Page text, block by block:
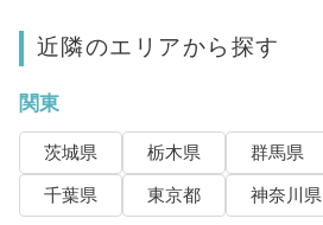
近隣のエリアから探す
関東
茨城県 栃木県 群馬県
千葉県
東京都 神奈川県